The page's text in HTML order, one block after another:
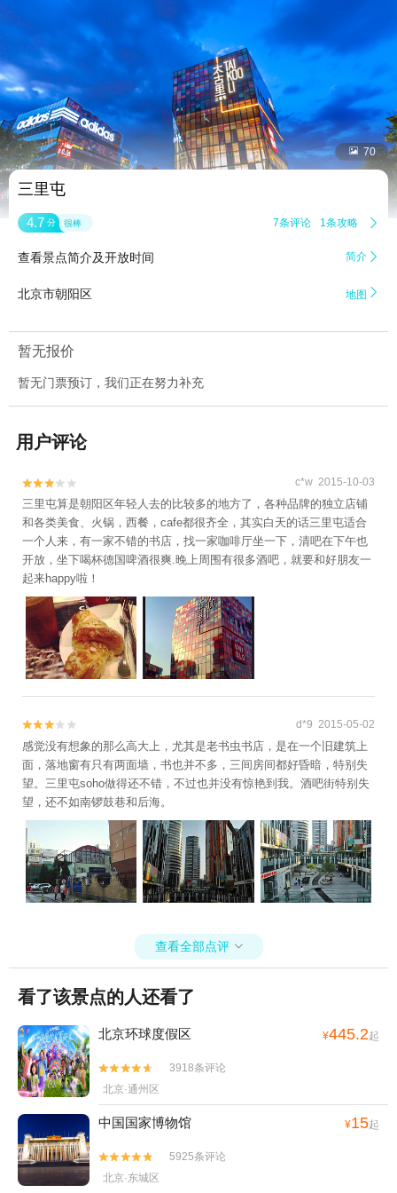
 70
三里屯
4.7 分 很棒 7条评论 1条攻略 
查看景点简介及开放时间 简介 
北京市朝阳区 地图 
暂无报价
暂无门票预订，我们正在努力补充
用户评论

 c*w 2015-10-03
三里屯算是朝阳区年轻人去的比较多的地方了，各种品牌的独立店铺
和各类美食、火锅，西餐，cafe都很齐全，其实白天的话三里屯适合
一个人来，有一家不错的书店，找一家咖啡厅坐一下，清吧在下午也
开放，坐下喝杯德国啤酒很爽.晚上周围有很多酒吧，就要和好朋友一
起来happy啦！

 d*9 2015-05-02
感觉没有想象的那么高大上，尤其是老书虫书店，是在一个旧建筑上
面，落地窗有只有两面墙，书也并不多，三间房间都好昏暗，特别失
望。三里屯soho做得还不错，不过也并没有惊艳到我。酒吧街特别失
望，还不如南锣鼓巷和后海。
查看全部点评 
看了该景点的人还看了
北京环球度假区 ¥445.2起


3918条评论
北京·通州区
中国国家博物馆 ¥15起


5925条评论
北京·东城区
